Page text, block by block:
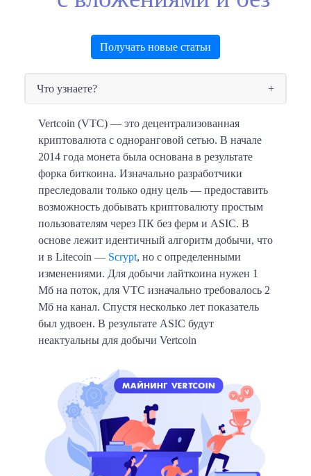
Получать новые статьи
Что узнаете?
Vertcoin (VTC) — это децентрализованная
криптовалюта с одноранговой сетью. В начале
2014 года монета была основана в результате
форка биткоина. Изначально разработчики
преследовали только одну цель — предоставить
возможность добывать криптовалюту простым
пользователям через ПК без ферм и ASIC. В
основе лежит идентичный алгоритм добычи, что
и в Litecoin — Scrypt, но с определенными
изменениями. Для добычи лайткоина нужен 1
Мб на поток, для VTC изначально требовалось 2
Мб на канал. Спустя несколько лет показатель
был удвоен. В результате ASIC будут
неактуальны для добычи Vertcoin